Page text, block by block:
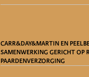
CARR&DAY&MARTIN EN
SAMENWERKING GERICHT OP
PAARDENVERZORGING